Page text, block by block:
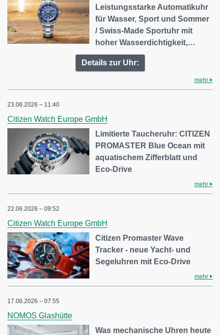
Leistungsstarke Automatikuhr
für Wasser, Sport und Sommer
/ Swiss-Made Sportuhr mit
hoher Wasserdichtigkeit,…
Details zur Uhr:
mehr
23.06.2026 – 11:40
Citizen Watch Europe GmbH
Limitierte Taucheruhr: CITIZEN
PROMASTER Blue Ocean mit
aquatischem Zifferblatt und
Eco-Drive
mehr
22.06.2026 – 09:52
Citizen Watch Europe GmbH
Citizen Promaster Wave
Tracker - neue Yacht- und
Segeluhren mit Eco-Drive
mehr
17.06.2026 – 07:55
NOMOS Glashütte
Was mechanische Uhren heute